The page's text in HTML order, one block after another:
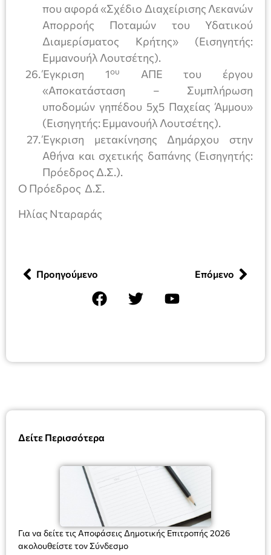
Δείτε Περισσότερα
Για να δείτε τις Αποφάσεις Δημοτικής Επιτροπής 2026
ακολουθείστε τον Σύνδεσμο
που αφορά «Σχέδιο Διαχείρισης Λεκανών
Απορροής Ποταμών του Υδατικού
Διαμερίσματος Κρήτης» (Εισηγητής:
Εμμανουήλ Λουτσέτης).
Έγκριση 1ου
ΑΠΕ του έργου
«Αποκατάσταση – Συμπλήρωση
υποδομών γηπέδου 5χ5 Παχείας Άμμου»
(Εισηγητής: Εμμανουήλ Λουτσέτης).
Έγκριση μετακίνησης Δημάρχου στην
Αθήνα και σχετικής δαπάνης (Εισηγητής:
Πρόεδρος Δ.Σ.).
Ο Πρόεδρος Δ.Σ.
Ηλίας Νταραράς
Προηγούμενο Επόμενο